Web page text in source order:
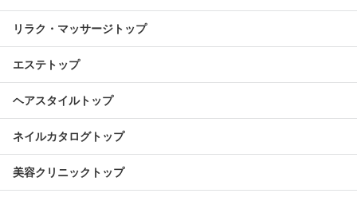
リラク・マッサージトップ
エステトップ
ヘアスタイルトップ
ネイルカタログトップ
美容クリニックトップ